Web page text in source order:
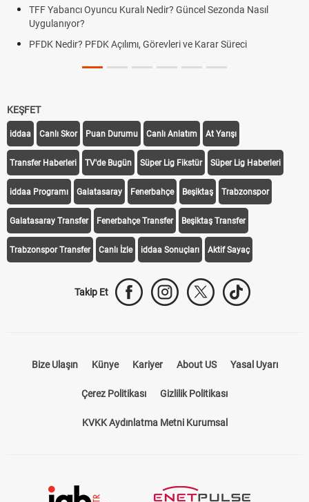
TFF Yabancı Oyuncu Kuralı Nedir? Güncel Sezonda Nasıl
Uygulanıyor?
PFDK Nedir? PFDK Açılımı, Görevleri ve Karar Süreci
KEŞFET
iddaa Canlı Skor Puan Durumu Canlı Anlatım At Yarışı
Transfer Haberleri TV'de Bugün Süper Lig Fikstür Süper Lig Haberleri
iddaa Programı Galatasaray Fenerbahçe Beşiktaş Trabzonspor
Galatasaray Transfer Fenerbahçe Transfer Beşiktaş Transfer
Trabzonspor Transfer Canlı İzle iddaa Sonuçları Aktif Sayaç
Takip Et
Bize Ulaşın Künye Kariyer About US Yasal Uyarı
Çerez Politikası Gizlilik Politikası
KVKK Aydınlatma Metni Kurumsal